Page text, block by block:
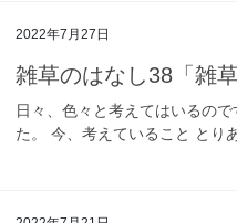
2022年7月27日
雑草のはなし38「雑
日々、色々と考えてはいるの
た。 今、考えていること とり